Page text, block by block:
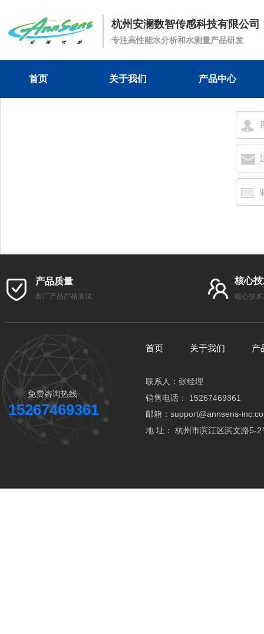
杭州安澜数智传感科技有限公司
专注高性能水分析和水测量产品研发
首页 关于我们 产品中心
首页 关于我们 产
产品质量
出厂产品严格测试
核心
核心技
免费咨询热线
15267469361
联系人：张经理
销售电话： 15267469361
地 址： 杭州市滨江区滨文路5-
邮箱：support@annsens-